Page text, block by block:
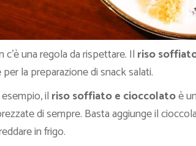
c’è una regola da rispettare. Il riso
la preparazione di snack salati.
il riso soffiato e cioccolatoè
di sempre. Basta aggiunge il
in frigo.